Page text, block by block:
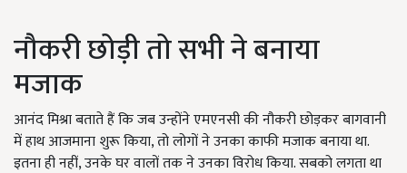
नौकरी छोड़ी तो सभी ने बनाया
मजाक
आनंद मिश्रा बताते हैं कि जब उन्होंने एमएनसी की नौकरी छोड़कर बागवानी
में हाथ आजमाना शुरू किया, तो लोगों ने उनका काफी मजाक बनाया था.
इतना ही नहीं, उनके घर वालों तक ने उनका विरोध किया. सबको लगता था